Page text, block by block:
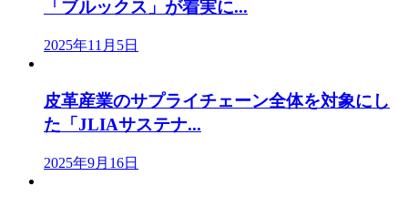
「ブルックス」が着実に...
2025年11月5日
皮革産業のサプライチェーン全体を対象にし
た「JLIAサステナ...
2025年9月16日